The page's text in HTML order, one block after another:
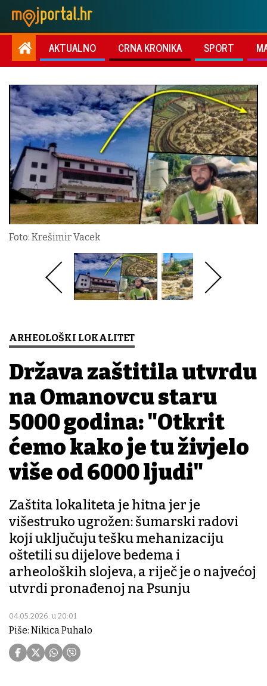
AKTUALNO CRNA KRONIKA SPORT
Foto: Krešimir Vacek
ARHEOLOŠKI LOKALITET
Država zaštitila utvrdu
na Omanovcu staru
5000 godina: "Otkrit
ćemo kako je tu živjelo
više od 6000 ljudi"
Zaštita lokaliteta je hitna jer je
višestruko ugrožen: šumarski radovi
koji uključuju tešku mehanizaciju
oštetili su dijelove bedema i
arheoloških slojeva, a riječ je o najvećoj
utvrdi pronađenoj na Psunju
04.05.2026. u 20:01
Piše: Nikica Puhalo